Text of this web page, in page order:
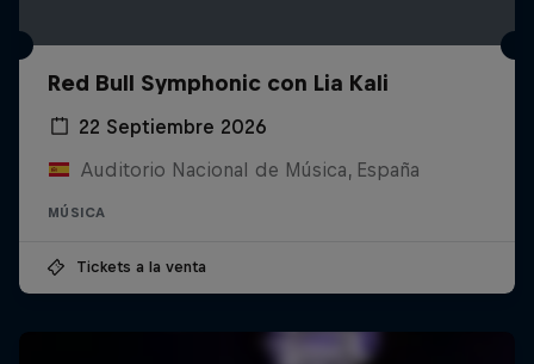
Red Bull Symphonic con Lia Kali
22 Septiembre 2026
Auditorio Nacional de Música, España
MÚSICA
Tickets a la venta